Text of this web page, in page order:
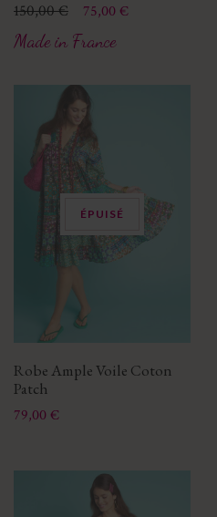
Prix
Prix de base
150,00 € 75,00 €
Made in France
ÉPUISÉ
Robe Ample Voile Coton
Patch
Prix
79,00 €